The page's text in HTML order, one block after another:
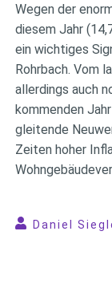
Wegen der
diesem Jahr
ein wichtiges
Rohrbach. Vom
allerdings auch
kommenden
gleitende
Zeiten hoher
Daniel